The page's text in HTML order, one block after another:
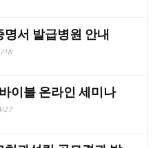
명서 발급병원 안내
18
이블 온라인 세미나
27